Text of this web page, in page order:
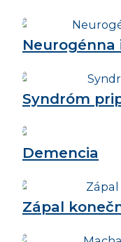
Syndróm
Demencia
Zápal